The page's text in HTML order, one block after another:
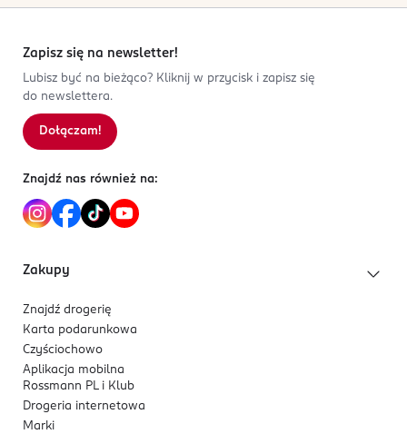
Zapisz się na newsletter!
Lubisz być na bieżąco? Kliknij w przycisk i zapisz się
do newslettera.
Dołączam!
Znajdź nas również na:
Zakupy
Znajdź drogerię
Karta podarunkowa
Czyściochowo
Aplikacja mobilna
Rossmann PL i Klub
Drogeria internetowa
Marki